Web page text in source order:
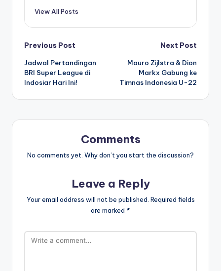
View All Posts
Post
navigation
Previous Post
Jadwal Pertandingan
BRI Super League di
Indosiar Hari Ini!
Next Post
Mauro Zijlstra & Dion
Markx Gabung ke
Timnas Indonesia U-22
Comments
No comments yet. Why don’t you start the discussion?
Leave a Reply
Your email address will not be published. Required fields
are marked *